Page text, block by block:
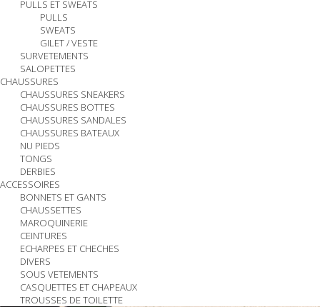
PULLS ET SWEATS
PULLS
SWEATS
GILET / VESTE
SURVETEMENTS
SALOPETTES
CHAUSSURES
CHAUSSURES SNEAKERS
CHAUSSURES BOTTES
CHAUSSURES SANDALES
CHAUSSURES BATEAUX
NU PIEDS
TONGS
DERBIES
ACCESSOIRES
BONNETS ET GANTS
CHAUSSETTES
MAROQUINERIE
CEINTURES
ECHARPES ET CHECHES
DIVERS
SOUS VETEMENTS
CASQUETTES ET CHAPEAUX
TROUSSES DE TOILETTE